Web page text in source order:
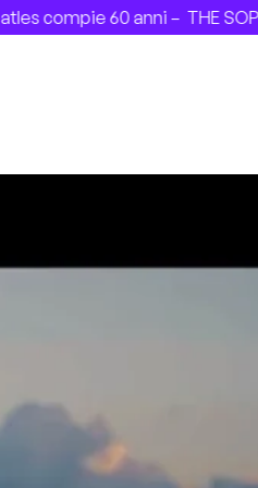
–THE SOPHS arrivano in